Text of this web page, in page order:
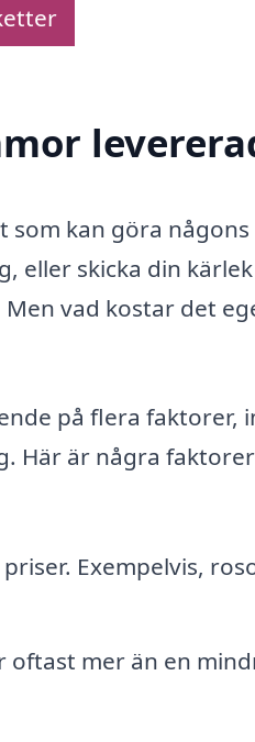
som kan göra
eller skicka din
vad kostar det
på flera faktorer,
Här är några
Exempelvis,
mer än en